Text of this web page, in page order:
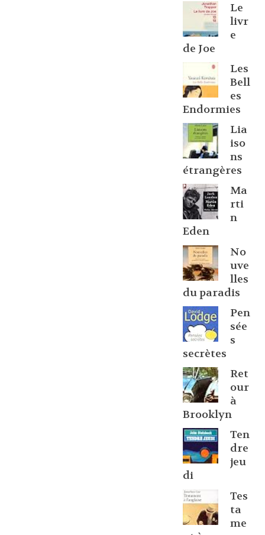
Le
livr
e
de Joe
Les
Bell
es
Endormies
Lia
iso
ns
étrangères
Ma
rti
n
Eden
No
uve
lles
du paradis
Pen
sée
s
secrètes
Ret
our
à
Brooklyn
Ten
dre
jeu
di
Tes
ta
me